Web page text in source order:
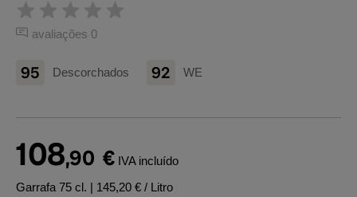
avaliações 0
95 Descorchados 92 WE
108,90 € IVA incluído
Garrafa 75 cl. | 145,20 € / Litro